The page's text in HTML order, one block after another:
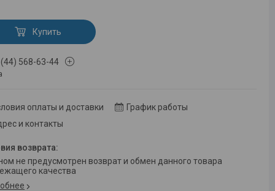
Купить
568-63-44
оплаты и доставки
График работы
и контакты
качества